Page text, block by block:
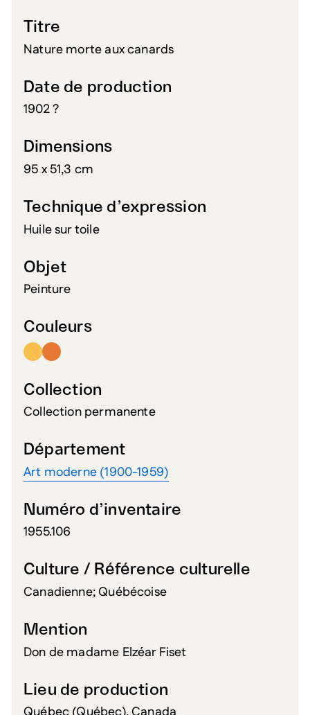
Titre
Nature morte aux canards
Date de production
1902 ?
Dimensions
95 x 51,3 cm
Technique d’expression
Huile sur toile
Objet
Peinture
Couleurs
Collection
Collection permanente
Département
Art moderne (1900-1959)
Numéro d’inventaire
1955.106
Culture / Référence culturelle
Canadienne; Québécoise
Mention
Don de madame Elzéar Fiset
Lieu de production